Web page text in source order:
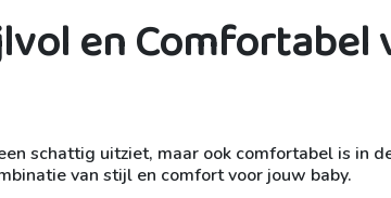
en Comfortabel
schattig uitziet, maar ook comfortabel is in
van stijl en comfort voor jouw baby.